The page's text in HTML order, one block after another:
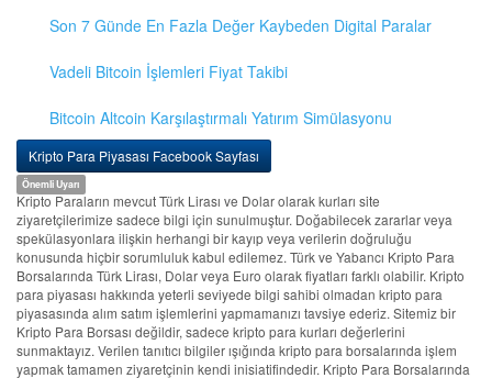
Son 7 Günde En Fazla Değer Kaybeden Digital Paralar
Vadeli Bitcoin İşlemleri Fiyat Takibi
Bitcoin Altcoin Karşılaştırmalı Yatırım Simülasyonu
Kripto Para Piyasası Facebook Sayfası
Önemli Uyarı
Kripto Paraların mevcut Türk Lirası ve Dolar olarak kurları site
ziyaretçilerimize sadece bilgi için sunulmuştur. Doğabilecek zararlar veya
spekülasyonlara ilişkin herhangi bir kayıp veya verilerin doğruluğu
konusunda hiçbir sorumluluk kabul edilemez. Türk ve Yabancı Kripto Para
Borsalarında Türk Lirası, Dolar veya Euro olarak fiyatları farklı olabilir. Kripto
para piyasası hakkında yeterli seviyede bilgi sahibi olmadan kripto para
piyasasında alım satım işlemlerini yapmamanızı tavsiye ederiz. Sitemiz bir
Kripto Para Borsası değildir, sadece kripto para kurları değerlerini
sunmaktayız. Verilen tanıtıcı bilgiler ışığında kripto para borsalarında işlem
yapmak tamamen ziyaretçinin kendi inisiatifindedir. Kripto Para Borsalarında